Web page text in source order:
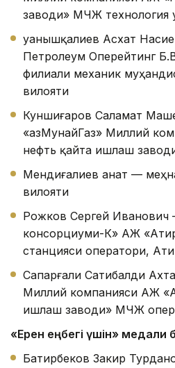
заводи» МЧЖ технология
Қуанышқалиев Асхат
Петролеум Оперейтинг
филиали механик
вилояти
Куншиғаров Саламат
«ҚазМунайГаз» Миллий
нефть қайта ишлаш
Мендиғалиев Қанат —
вилояти
Рожков Сергей Иванович
консорциуми-К» АЖ
станцияси оператори,
Сапарғали Сатибалди
Миллий компанияси АЖ
ишлаш заводи» МЧЖ
«Ерен еңбегі үшін» медали
Батирбеков Закир